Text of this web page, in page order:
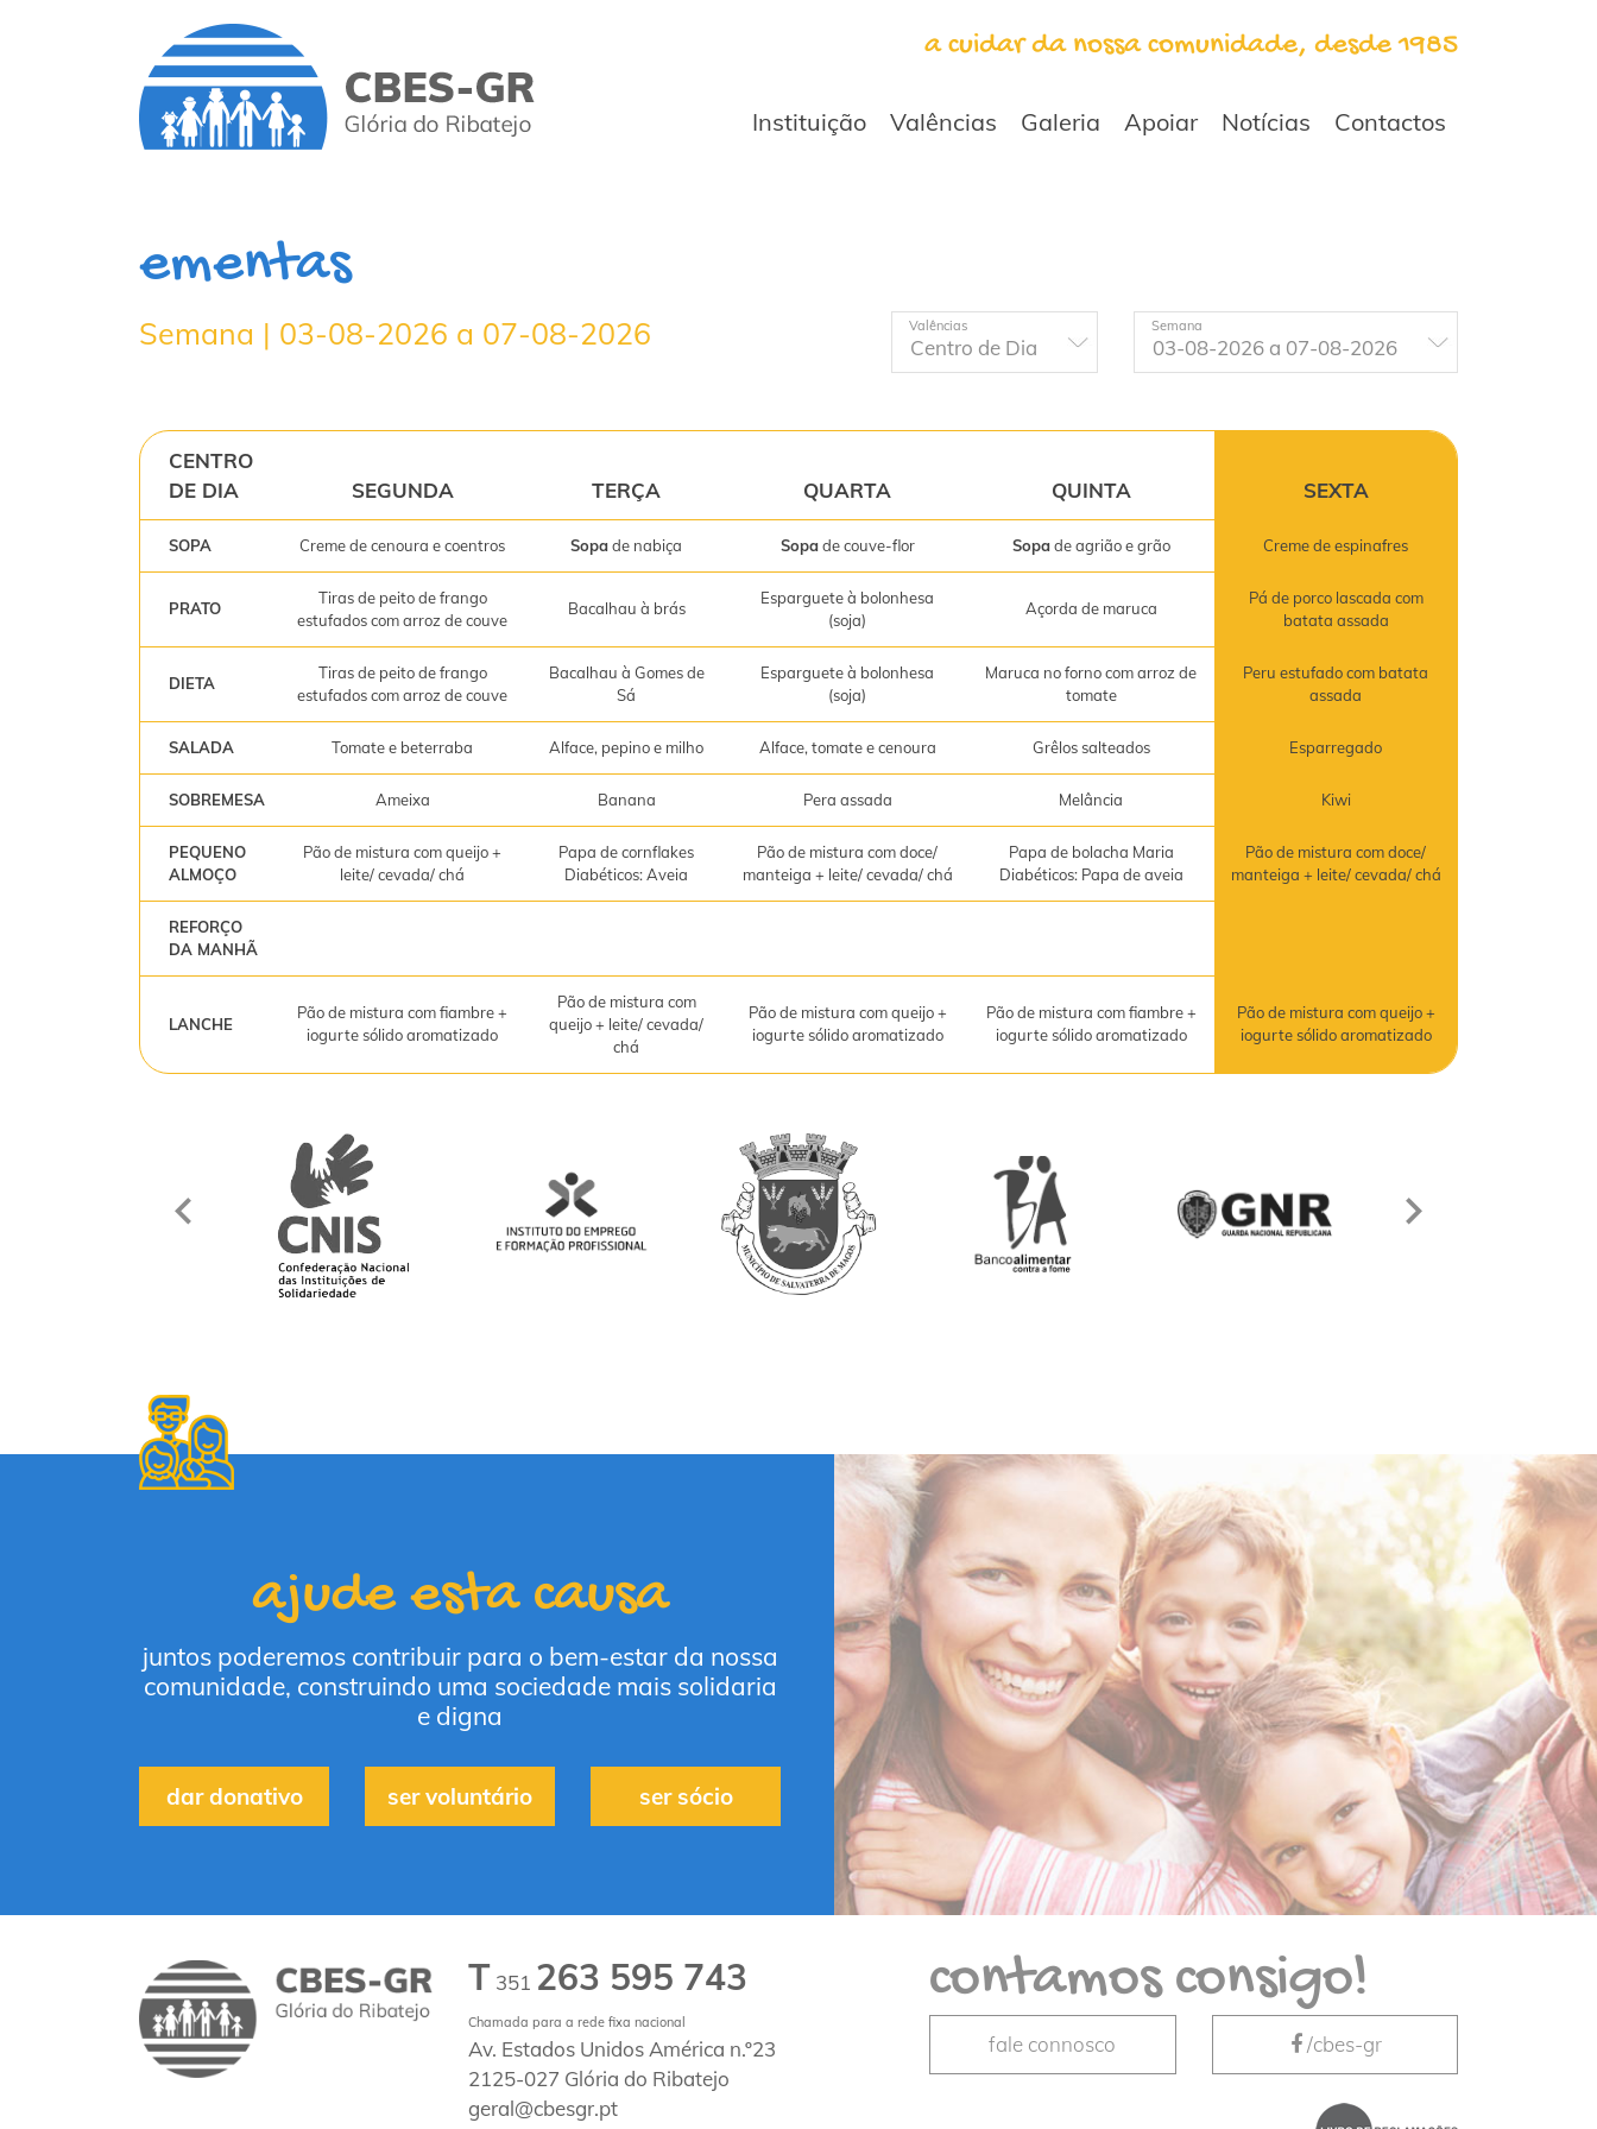
a cuidar da nossa comunidade, desde 1985
Instituição Valências Galeria Apoiar Notícias Contactos
ementas
Semana | 03-08-2026 a 07-08-2026 Valências Semana
CENTRO
DE DIA
SEGUNDA TERÇA QUARTA QUINTA SEXTA
SOPA Creme de cenoura e coentros Sopade nabiça Sopade couve-flor Sopade agrião e grão Creme de espinafres
PRATO
Tiras de peito de frango
estufados com arroz de couve
Bacalhau à brás
Esparguete à bolonhesa
(soja)
Açorda de maruca
Pá de porco lascada com
batata assada
DIETA
Tiras de peito de frango
estufados com arroz de couve
Bacalhau à Gomes de
Sá
Esparguete à bolonhesa
(soja)
Maruca no forno com arroz de
tomate
Peru estufado com batata
assada
SALADA Tomate e beterraba Alface, pepino e milho Alface, tomate e cenoura Grêlos salteados Esparregado
SOBREMESA Ameixa Banana Pera assada Melância Kiwi
PEQUENO
ALMOÇO
Pão de mistura com queijo +
leite/ cevada/ chá
Papa de cornflakes
Diabéticos: Aveia
Pão de mistura com doce/
manteiga + leite/ cevada/ chá
Papa de bolacha Maria
Diabéticos: Papa de aveia
Pão de mistura com doce/
manteiga + leite/ cevada/ chá
REFORÇO
DA MANHÃ
LANCHE
Pão de mistura com fiambre +
iogurte sólido aromatizado
Pão de mistura com
queijo + leite/ cevada/
chá
Pão de mistura com queijo +
iogurte sólido aromatizado
Pão de mistura com fiambre +
iogurte sólido aromatizado
Pão de mistura com queijo +
iogurte sólido aromatizado
ajude esta causa
juntos poderemos contribuir para o bem-estar da nossa
comunidade, construindo uma sociedade mais solidaria
e digna
dar donativo ser voluntário ser sócio
T 351 263 595 743
Chamada para a rede fixa nacional
Av. Estados Unidos América n.º23
2125-027 Glória do Ribatejo
geral@cbesgr.pt
contamos consigo!
fale connosco /cbes-gr